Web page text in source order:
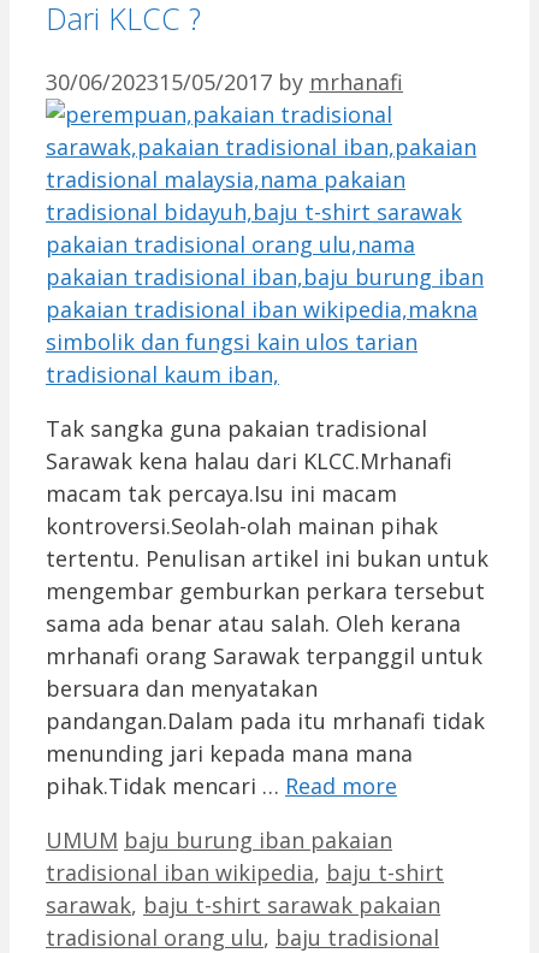
Dari KLCC ?
30/06/202315/05/2017 by mrhanafi
Tak sangka guna pakaian tradisional
Sarawak kena halau dari KLCC.Mrhanafi
macam tak percaya.Isu ini macam
kontroversi.Seolah-olah mainan pihak
tertentu. Penulisan artikel ini bukan untuk
mengembar gemburkan perkara tersebut
sama ada benar atau salah. Oleh kerana
mrhanafi orang Sarawak terpanggil untuk
bersuara dan menyatakan
pandangan.Dalam pada itu mrhanafi tidak
menunding jari kepada mana mana
pihak.Tidak mencari … Read more
Categories
UMUM Tags
baju burung iban pakaian
tradisional iban wikipedia, baju t-shirt
sarawak, baju t-shirt sarawak pakaian
tradisional orang ulu, baju tradisional